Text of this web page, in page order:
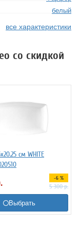
белый
все характеристики
со скидкой
см WHITE
-6 %
5 300р.
Выбрать